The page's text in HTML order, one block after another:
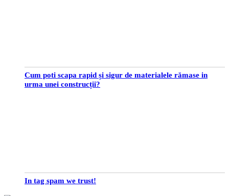
Cum poti scapa rapid și sigur de materialele rămase in
urma unei construcții?
In tag spam we trust!